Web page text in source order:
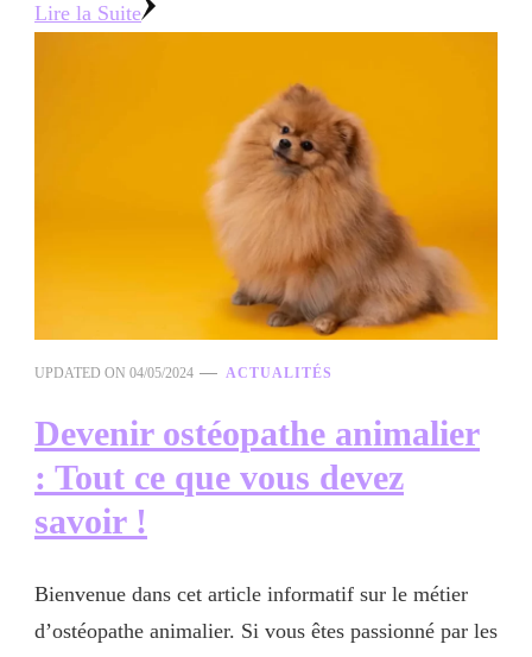
Lire la Suite
UPDATED ON 04/05/2024 ACTUALITÉS
Devenir ostéopathe animalier
: Tout ce que vous devez
savoir !
Bienvenue dans cet article informatif sur le métier
d’ostéopathe animalier. Si vous êtes passionné par les